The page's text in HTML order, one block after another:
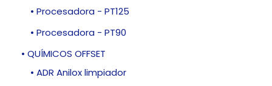
• Procesadora - PT125
• Procesadora - PT90
• QUÍMICOS OFFSET
• ADR Anilox limpiador